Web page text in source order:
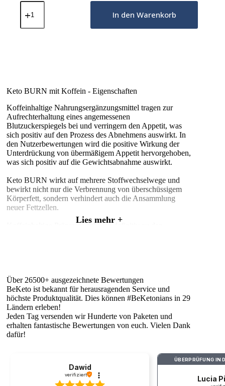
Keto
Burn
Koffein
In den Warenkorb
Keto BURN mit Koffein - Eigenschaften
Koffeinhaltige Nahrungsergänzungsmittel tragen zur
Aufrechterhaltung eines angemessenen
Blutzuckerspiegels bei und verringern den Appetit, was
sich positiv auf den Prozess des Abnehmens auswirkt. In
den Nutzerbewertungen wird die positive Wirkung der
Unterdrückung von übermäßigem Appetit hervorgehoben,
was sich positiv auf die Gewichtsabnahme auswirkt.
Keto BURN wirkt auf mehrere Stoffwechselwege und
bewirkt nicht nur die Verbrennung von überschüssigem
Körperfett, sondern verhindert auch die Ansammlung
neuer Fettzellen.
Koffeinhaltige Präparate gehören definitiv zu den
Durchblutung und Sauerstoffversorgung der Muskeln,
indem sie die Gefäße erweitern, die den Sauerstoff zu
allen Körperzellen transportieren. Die thermogenetische
Wirkung von Koffein erhöht die Körpertemperatur und
fördert somit die Fettverbrennung.
Neben den Vorteilen für den Körper haben
Zuständen. Der in den Fettverbrennungspräparaten
enthaltene Wirkstoff spielt mehrere Rollen. Es liefert nicht
Lies mehr +
Über 26500+ ausgezeichnete Bewertungen
BeKeto ist bekannt für herausragenden Service und
höchste Produktqualität. Dies können #BeKetonians in 29
Ländern erleben!
Jeden Tag versenden wir Hunderte von Paketen und
erhalten fantastische Bewertungen von euch. Vielen Dank
dafür!
Dawid
verifiziert
ÜBERPRÜFUNG IN
Lucia